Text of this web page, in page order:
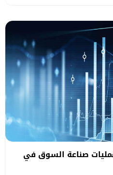
صناعة السوق في